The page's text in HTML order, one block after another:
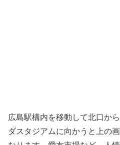
広島駅構内を移動して北口か
ダスタジアムに向かうと上の